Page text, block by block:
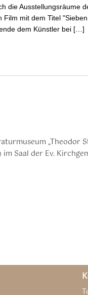
die Ausstellungsräume
Film mit dem Titel
dem Künstler bei […]
„Theodor
Saal der Ev.